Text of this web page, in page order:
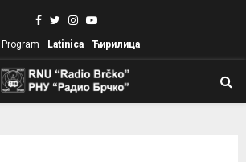
Facebook
TwitterInstagram
Youtube
Program Latinica Ћирилица